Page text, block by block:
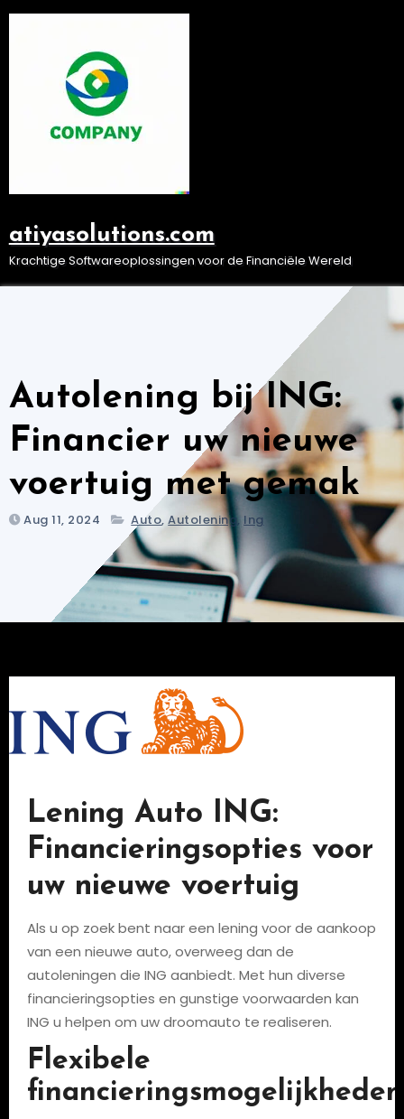
Ga
atiyasolutions.com
Krachtige Softwareoplossingen voor de Financiële Wereld
Autolening bij ING:
Financier uw nieuwe
voertuig met gemak
Aug 11, 2024 Auto,Autolening, Ing
Lening Auto ING:
Financieringsopties voor
uw nieuwe voertuig
Als u op zoek bent naar een lening voor de aankoop
van een nieuwe auto, overweeg dan de
autoleningen die ING aanbiedt. Met hun diverse
financieringsopties en gunstige voorwaarden kan
ING u helpen om uw droomauto te realiseren.
Flexibele
financieringsmogelijkheden